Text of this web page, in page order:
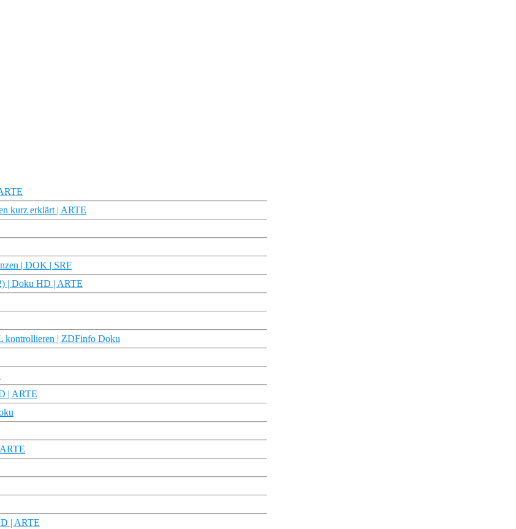
kurz erklärt | ARTE
| DOK | SRF
| Doku HD | ARTE
kontrollieren | ZDFinfo Doku
| ARTE
| ARTE